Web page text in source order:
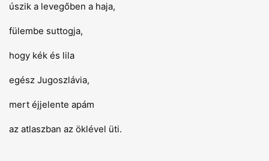
úszik a levegőben a haja,
fülembe suttogja,
hogy kék és lila
egész Jugoszlávia,
mert éjjelente apám
az atlaszban az öklével üti.